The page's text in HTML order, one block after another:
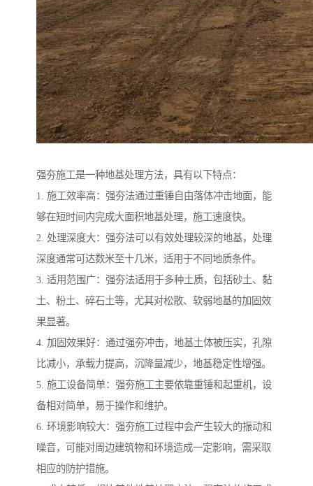
强夯施工是一种地基处理方法，具有以下特点：
1. 施工效率高：强夯法通过重锤自由落体冲击地面，能
够在短时间内完成大面积地基处理，施工速度快。
2. 处理深度大：强夯法可以有效处理较深的地基，处理
深度通常可达数米至十几米，适用于不同地质条件。
3. 适用范围广：强夯法适用于多种土质，包括砂土、黏
土、粉土、碎石土等，尤其对松散、软弱地基的加固效
果显著。
4. 加固效果好：通过强夯冲击，地基土体被压实，孔隙
比减小，承载力提高，沉降量减少，地基稳定性增强。
5. 施工设备简单：强夯施工主要依靠重锤和起重机，设
备相对简单，易于操作和维护。
6. 环境影响较大：强夯施工过程中会产生较大的振动和
噪音，可能对周边建筑物和环境造成一定影响，需采取
相应的防护措施。